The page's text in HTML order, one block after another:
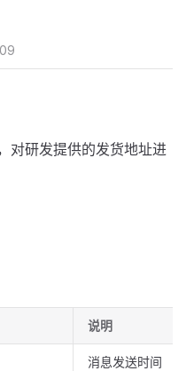
对研发提供的发货地址进
说明
消息发送时间